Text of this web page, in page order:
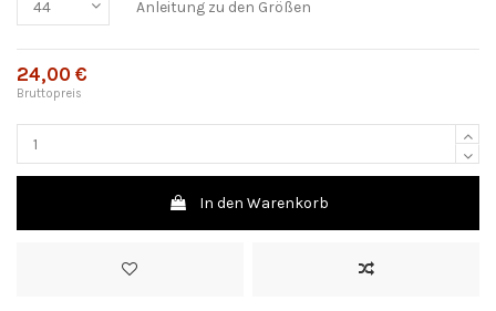
Anleitung zu den Größen
24,00 €
Bruttopreis
In den Warenkorb